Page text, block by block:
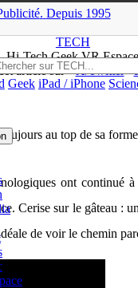
licité. Depuis 1995
TECH
Hi-Tech Geek VR
Geek iPad / iPhone
article sur X/Twitter
au top de sa
ont
Cerise sur le gâteau
de voir le chemin